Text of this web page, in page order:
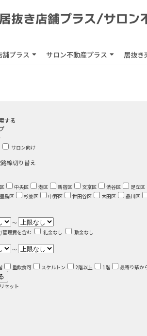
舗プラス サロン不動産プラス 居抜き
する
サロン向け
線切り替え
中央区 港区 新宿区 文京区 渋谷区 足立区
豊島区 杉並区 中野区 世田谷区 大田区 品川区
～
管理費を含む
礼金なし 敷金なし
～
重飲食可 スケルトン 2階以上 1階 最寄り駅か
セット